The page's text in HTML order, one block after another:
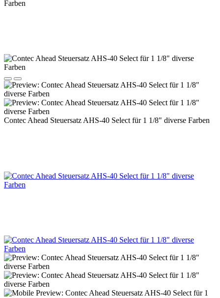
Contec Ahead Steuersatz AHS-40 Select für 1 1/8" diverse Farben